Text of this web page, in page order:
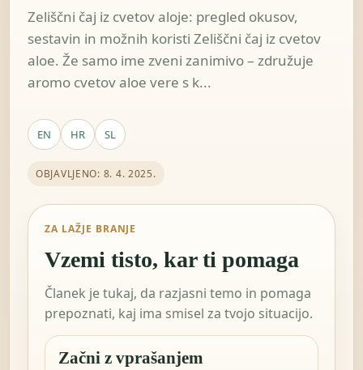
Zeliščni čaj iz cvetov aloje: pregled okusov,
sestavin in možnih koristi Zeliščni čaj iz cvetov
aloe. Že samo ime zveni zanimivo – združuje
aromo cvetov aloe vere s k...
EN HR SL
OBJAVLJENO: 8. 4. 2025.
ZA LAŽJE BRANJE
Vzemi tisto, kar ti pomaga
Članek je tukaj, da razjasni temo in pomaga
prepoznati, kaj ima smisel za tvojo situacijo.
Začni z vprašanjem